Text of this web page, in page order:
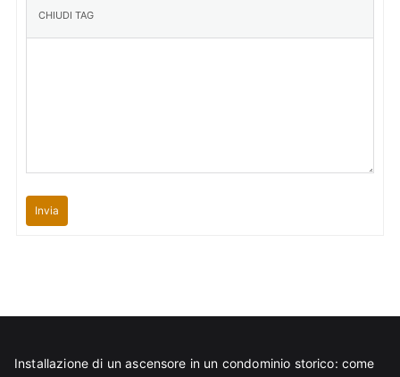
Invia
Installazione di un ascensore in un condominio storico: come